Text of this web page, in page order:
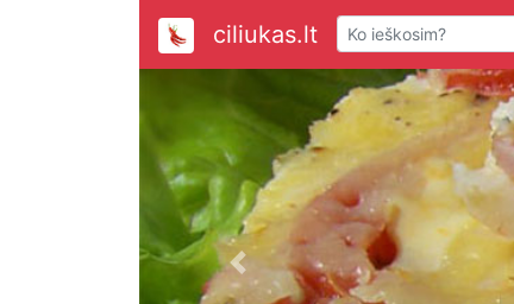
ciliukas.lt
Previous